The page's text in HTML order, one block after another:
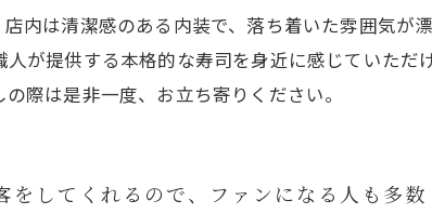
内は清潔感のある内装で、落ち着いた雰囲気
人が提供する本格的な寿司を身近に感じていた
際は是非一度、お立ち寄りください。
をしてくれるので、ファンになる人も多数